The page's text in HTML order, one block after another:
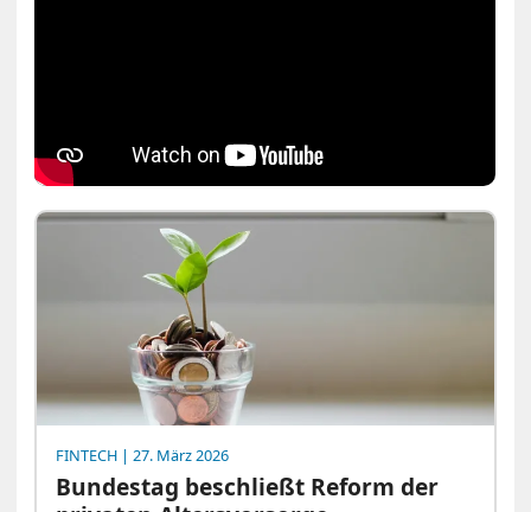
FINTECH | 27. März 2026
Bundestag beschließt Reform der